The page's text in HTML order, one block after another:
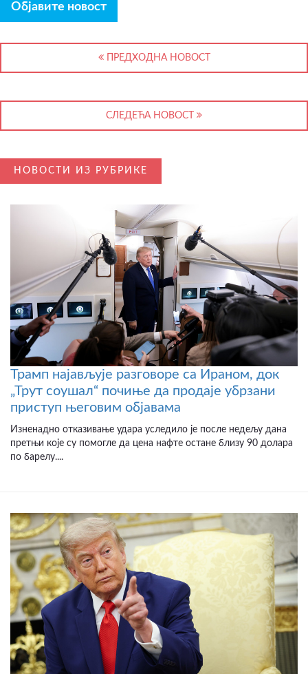
Објавите новост
ПРЕДХОДНА НОВОСТ
СЛЕДЕЋА НОВОСТ
НОВОСТИ ИЗ РУБРИКЕ
Трамп најављује разговоре са Ираном, док
„Трут соушал“ почиње да продаје убрзани
приступ његовим објавама
Изненадно отказивање удара уследило је после недељу дана
претњи које су помогле да цена нафте остане близу 90 долара
по барелу....